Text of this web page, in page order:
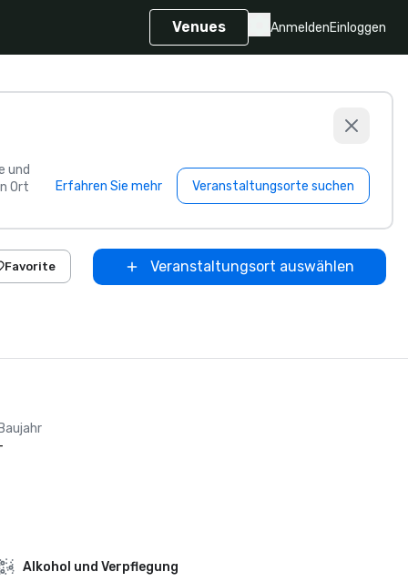
Venues AnmeldenEinloggen
und
Ort
Erfahren Sie mehr Veranstaltungsorte suchen
Favorite Veranstaltungsort auswählen
Baujahr
‪Alkohol‬ und Verpflegung